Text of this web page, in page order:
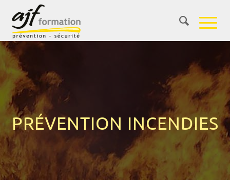
PRÉVENTION INCENDIES